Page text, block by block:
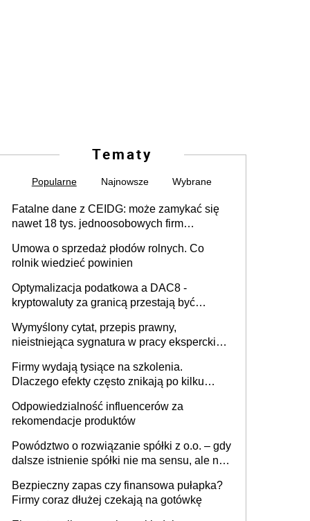
Tematy
Popularne Najnowsze Wybrane
Fatalne dane z CEIDG: może zamykać się
nawet 18 tys. jednoosobowych firm
Umowa o sprzedaż płodów rolnych. Co
rolnik wiedzieć powinien
Optymalizacja podatkowa a DAC8 -
kryptowaluty za granicą przestają być
Wymyślony cytat, przepis prawny,
nieistniejąca sygnatura w pracy eksperckiej -
firmie
Firmy wydają tysiące na szkolenia.
Dlaczego efekty często znikają po kilku
Odpowiedzialność influencerów za
rekomendacje produktów
Powództwo o rozwiązanie spółki z o.o. – gdy
dalsze istnienie spółki nie ma sensu, ale nie
Bezpieczny zapas czy finansowa pułapka?
Firmy coraz dłużej czekają na gotówkę